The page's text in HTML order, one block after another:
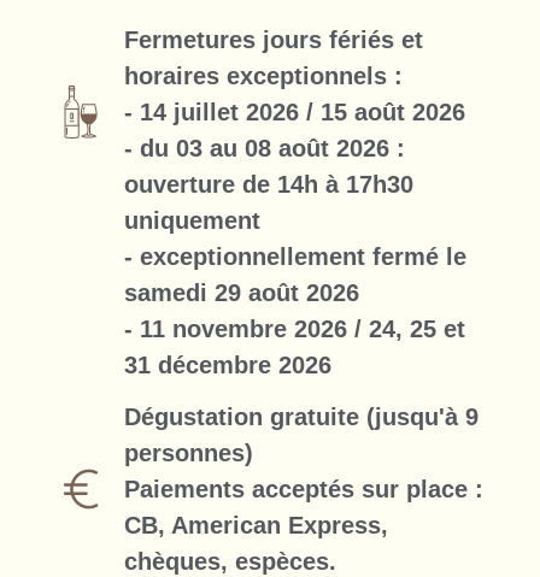
Fermetures jours fériés et
horaires exceptionnels :
- 14 juillet 2026 / 15 août 2026
- du 03 au 08 août 2026 :
ouverture de 14h à 17h30
uniquement
- exceptionnellement fermé le
samedi 29 août 2026
- 11 novembre 2026 / 24, 25 et
31 décembre 2026
Dégustation gratuite (jusqu'à 9
personnes)
Paiements acceptés sur place :
CB, American Express,
chèques, espèces.